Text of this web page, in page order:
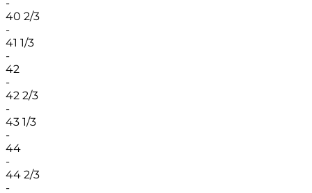
-
40 2/3
-
41 1/3
-
42
-
42 2/3
-
43 1/3
-
44
-
44 2/3
-